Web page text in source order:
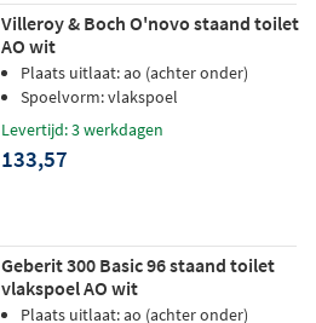
Villeroy & Boch O'novo staand toilet
AO wit
Plaats uitlaat: ao (achter onder)
Spoelvorm: vlakspoel
Levertijd: 3 werkdagen
133,57
Geberit 300 Basic 96 staand toilet
vlakspoel AO wit
Plaats uitlaat: ao (achter onder)